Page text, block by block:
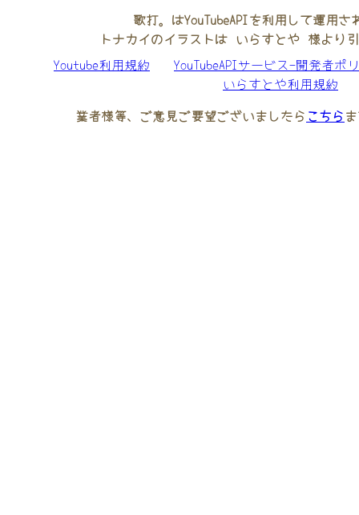
歌打。はYouTubeAPIを利用して運用さ
トナカイのイラストは いらすとや 様より
Youtube利用規約
YouTubeAPIサービス-開発者ポ
いらすとや利用規約
業者様等、ご意見ご要望ございましたら こちら